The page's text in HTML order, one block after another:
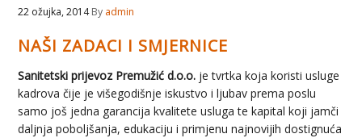
22 ožujka, 2014By admin
NAŠI ZADACI I SMJERNICE
Sanitetski prijevoz Premužić d.o.o. je tvrtka koja koristi usluge
kadrova čije je višegodišnje iskustvo i ljubav prema poslu
samo još jedna garancija kvalitete usluga te kapital koji jamči
daljnja poboljšanja, edukaciju i primjenu najnovijih dostignuća